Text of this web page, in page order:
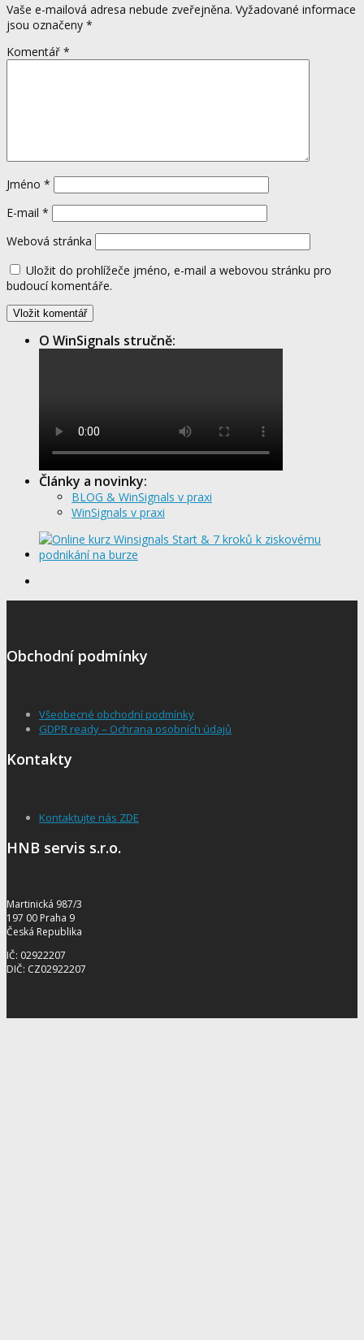
Vaše e-mailová adresa nebude zveřejněna. Vyžadované informace
jsou označeny *
Komentář *
Jméno *
E-mail *
Webová stránka
Uložit do prohlížeče jméno, e-mail a webovou stránku pro
budoucí komentáře.
O WinSignals stručně:
Články a novinky:
BLOG & WinSignals v praxi
WinSignals v praxi
Obchodní podmínky
Všeobecné obchodní podmínky
GDPR ready – Ochrana osobních údajů
Kontakty
Kontaktujte nás ZDE
HNB servis s.r.o.
Martinická 987/3
197 00 Praha 9
Česká Republika
IČ: 02922207
DIČ: CZ02922207